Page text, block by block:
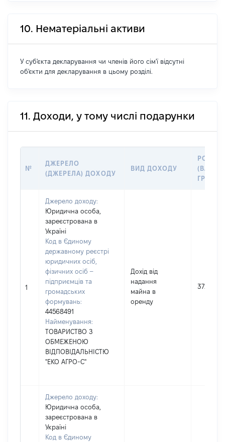
10. Нематеріальні активи
У суб'єкта декларування чи членів його сім'ї відсутні
об'єкти для декларування в цьому розділі.
11. Доходи, у тому числі подарунки
№
ДЖЕРЕЛО
(ДЖЕРЕЛА) ДОХОДУ
ВИД ДОХОДУ
РОЗМІР
ГРН
1
Джерело доходу:
Юридична особа,
зареєстрована в
Україні
Код в Єдиному
державному реєстрі
юридичних осіб,
фізичних осіб –
підприємців та
громадських
формувань:
44568491
Найменування:
ТОВАРИСТВО З
ОБМЕЖЕНОЮ
ВІДПОВІДАЛЬНІСТЮ
"ЕКО АГРО-С"
Дохід від
надання
майна в
оренду
37267
Джерело доходу:
Юридична особа,
зареєстрована в
Україні
Код в Єдиному